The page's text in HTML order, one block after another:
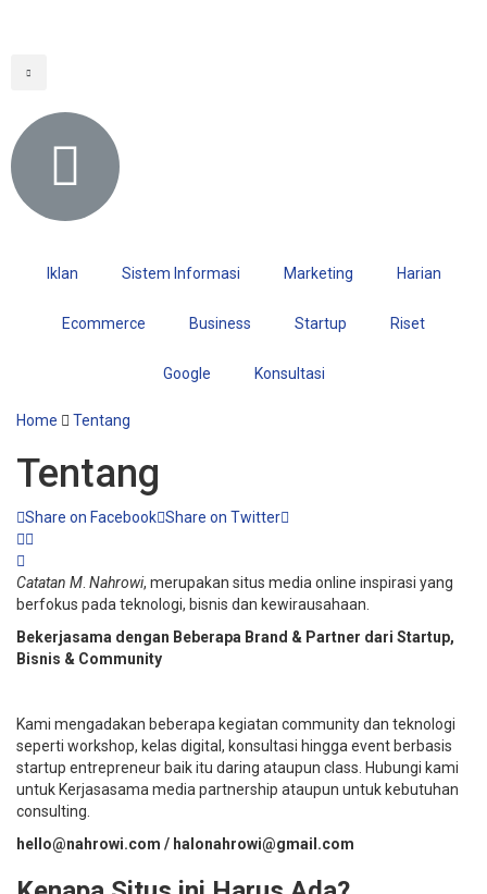
Iklan Sistem Informasi Marketing Harian
Ecommerce Business Startup Riset
Google Konsultasi
Home Tentang
Tentang
Share on Facebook Share on Twitter
Catatan M Nahrowi, merupakan situs media online inspirasi yang
berfokus pada teknologi, bisnis dan kewirausahaan.
Bekerjasama dengan Beberapa Brand & Partner dari Startup,
Bisnis & Community
Kami mengadakan beberapa kegiatan community dan teknologi
seperti workshop, kelas digital, konsultasi hingga event berbasis
startup entrepreneur baik itu daring ataupun class. Hubungi kami
untuk Kerjasasama media partnership ataupun untuk kebutuhan
consulting.
hello@nahrowi.com / halonahrowi@gmail.com